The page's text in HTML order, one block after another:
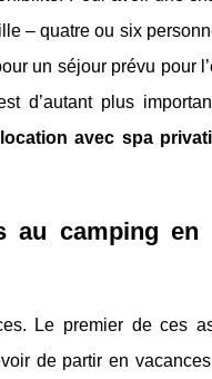
– quatre ou six
un séjour prévu pour
d’autant plus
location avec spa
au camping en
Le premier de ces
de partir en